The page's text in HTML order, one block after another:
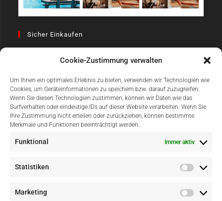
Cookie-Zustimmung verwalten
Um Ihnen ein optimales Erlebnis zu bieten, verwenden wir Technologien wie
Cookies, um Geräteinformationen zu speichern bzw. darauf zuzugreifen.
Wenn Sie diesen Technologien zustimmen, können wir Daten wie das
Surfverhalten oder eindeutige IDs auf dieser Website verarbeiten. Wenn Sie
Ihre Zustimmung nicht erteilen oder zurückziehen, können bestimmte
Merkmale und Funktionen beeinträchtigt werden.
Funktional Immer aktiv
Statistiken
Marketing
Sicher Einkaufen
Einfach Online Bezahlen